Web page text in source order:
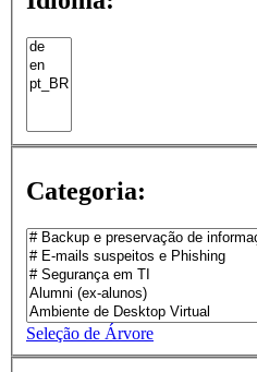
Categoria:
Seleção de Árvore